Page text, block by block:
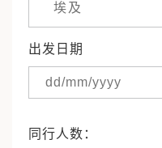
埃及
出发日期
同行人数：